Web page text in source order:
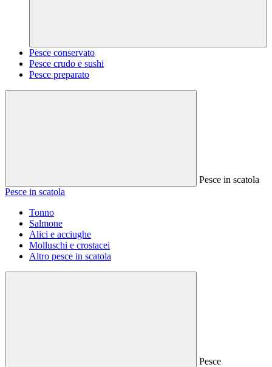
Pesce conservato
Pesce crudo e sushi
Pesce preparato
Pesce in scatola
Pesce in scatola
Tonno
Salmone
Alici e acciughe
Molluschi e crostacei
Altro pesce in scatola
Pesce